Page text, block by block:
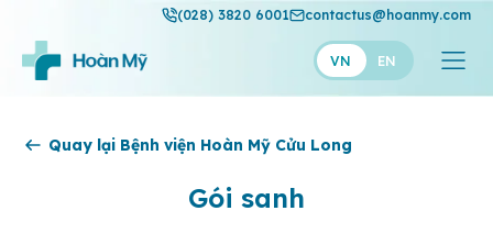
(028) 3820 6001 contactus@hoanmy.com
VN EN
Hoàn Mỹ
Quay lại Bệnh viện Hoàn Mỹ Cửu Long
Gói sanh